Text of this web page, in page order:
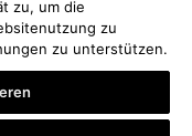
| MwSt.-Nr.:
zu, um die
zu
zu unterstützen.